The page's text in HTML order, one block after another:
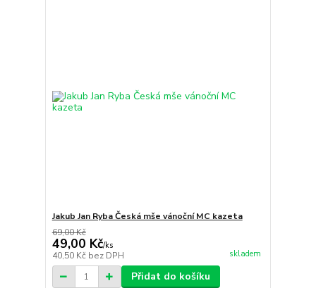
Jakub Jan Ryba Česká mše vánoční MC kazeta
69,00 Kč
49,00 Kč/ks
40,50 Kč bez DPH skladem
Přidat do košíku